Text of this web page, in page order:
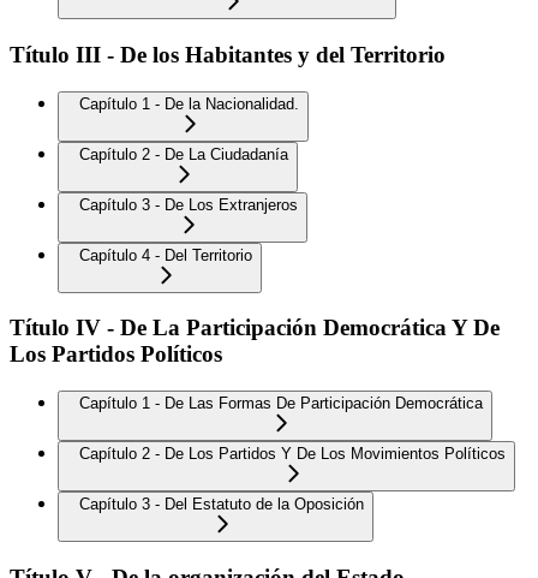
Título III - De los Habitantes y del Territorio
Capítulo 1 - De la Nacionalidad.
Capítulo 2 - De La Ciudadanía
Capítulo 3 - De Los Extranjeros
Capítulo 4 - Del Territorio
Título IV - De La Participación Democrática Y De
Los Partidos Políticos
Capítulo 1 - De Las Formas De Participación Democrática
Capítulo 2 - De Los Partidos Y De Los Movimientos Políticos
Capítulo 3 - Del Estatuto de la Oposición